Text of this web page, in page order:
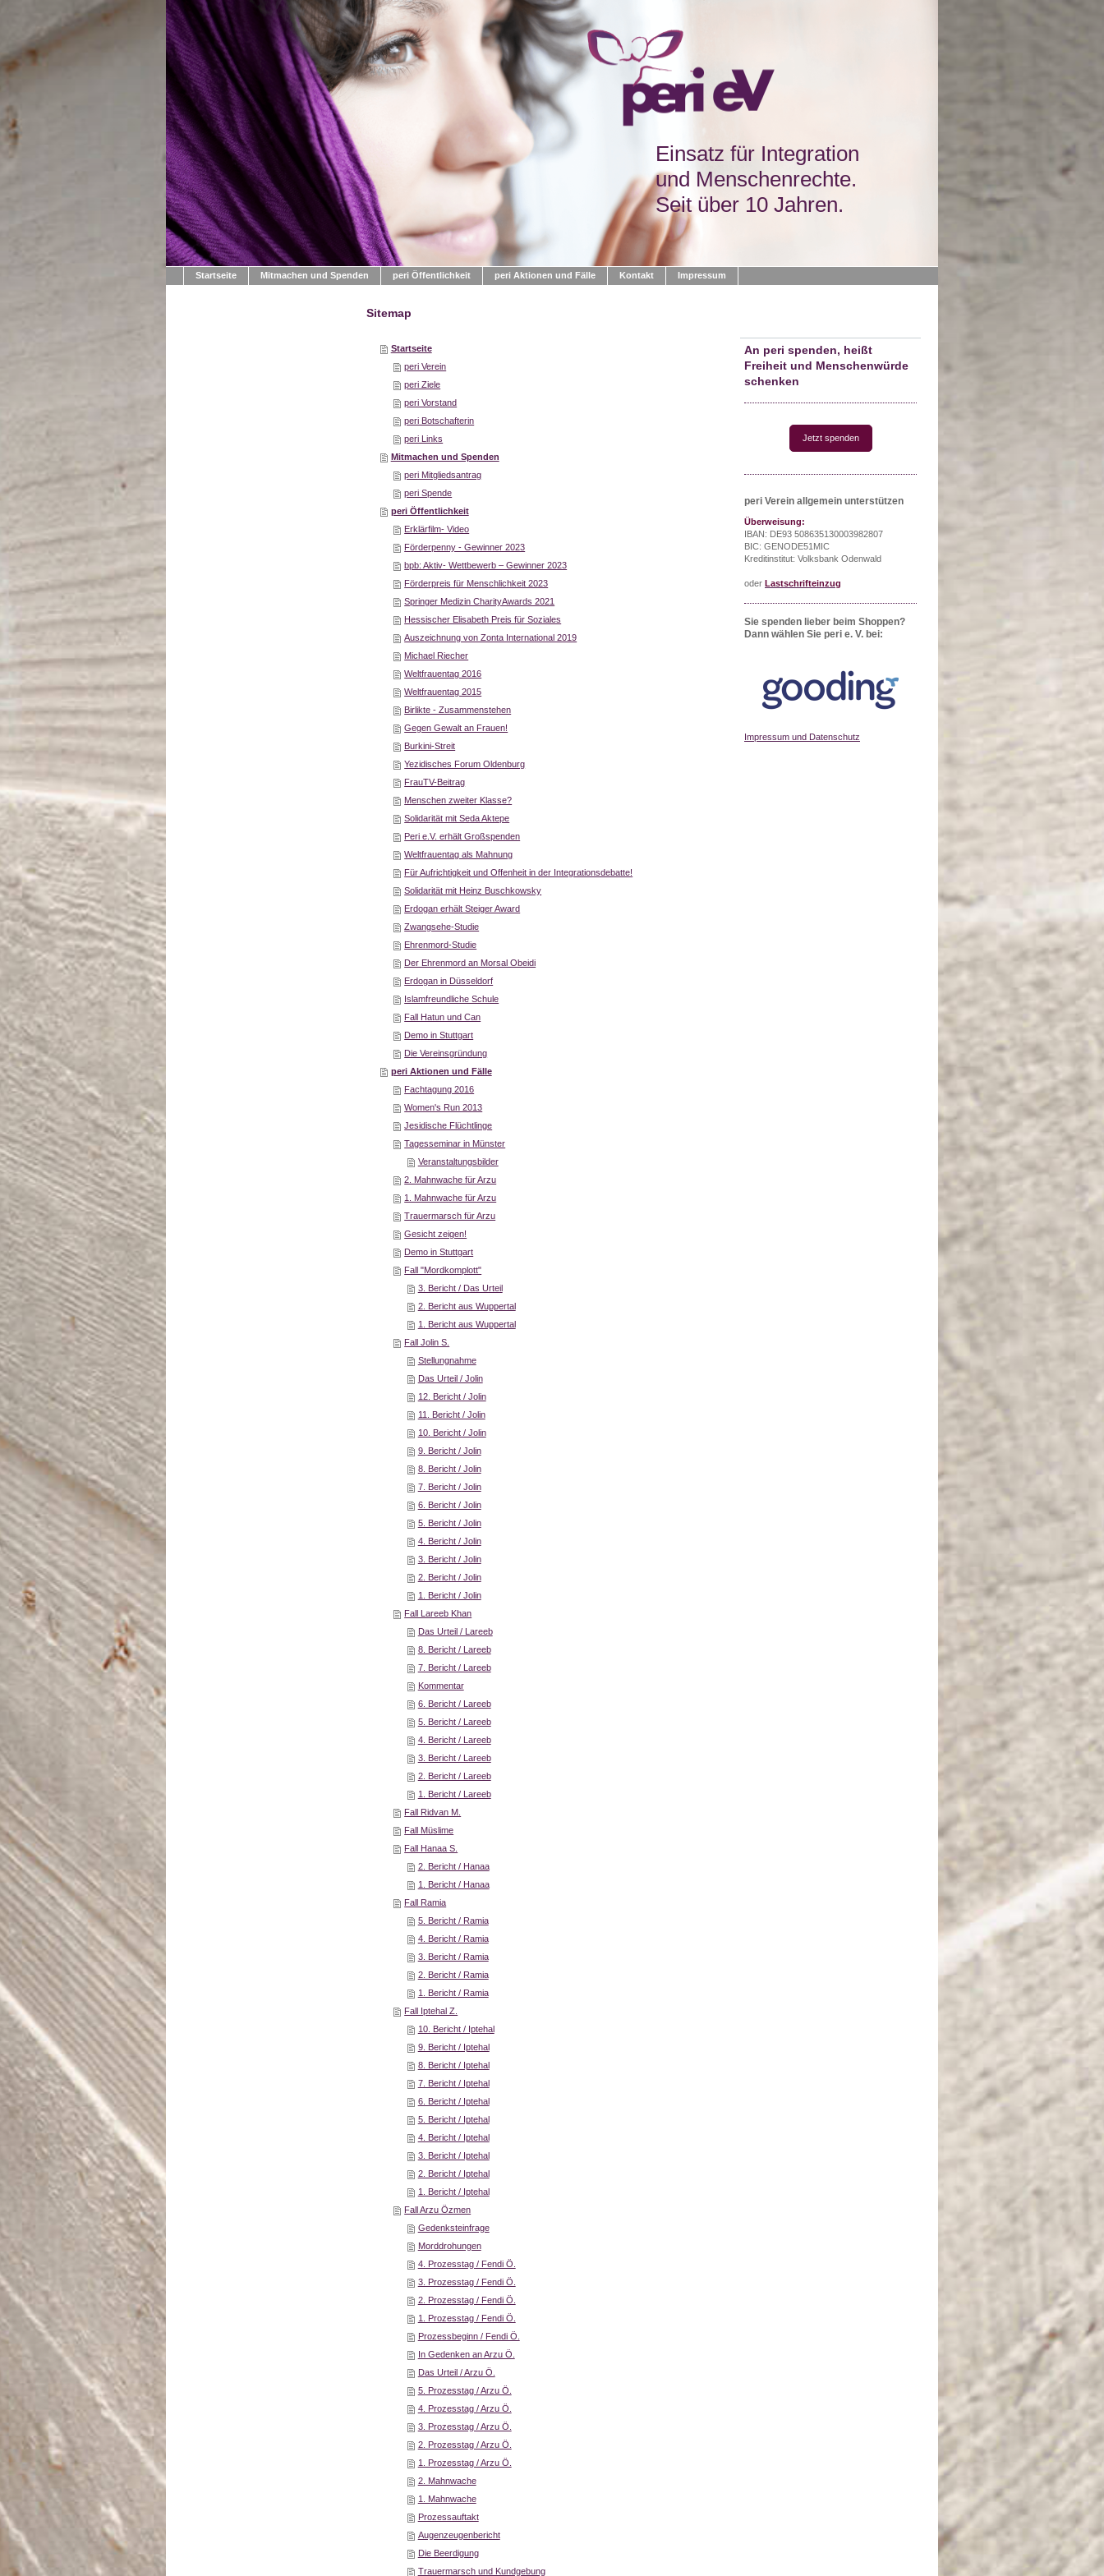
Einsatz für Integration
und Menschenrechte.
Seit über 10 Jahren.
Startseite Mitmachen und Spenden peri Öffentlichkeit peri Aktionen und Fälle Kontakt Impressum
Sitemap
Startseite
peri Verein
peri Ziele
peri Vorstand
peri Botschafterin
peri Links
Mitmachen und Spenden
peri Mitgliedsantrag
peri Spende
peri Öffentlichkeit
Erklärfilm- Video
Förderpenny - Gewinner 2023
bpb: Aktiv- Wettbewerb – Gewinner 2023
Förderpreis für Menschlichkeit 2023
Springer Medizin CharityAwards 2021
Hessischer Elisabeth Preis für Soziales
Auszeichnung von Zonta International 2019
Michael Riecher
Weltfrauentag 2016
Weltfrauentag 2015
Birlikte - Zusammenstehen
Gegen Gewalt an Frauen!
Burkini-Streit
Yezidisches Forum Oldenburg
FrauTV-Beitrag
Menschen zweiter Klasse?
Solidarität mit Seda Aktepe
Peri e.V. erhält Großspenden
Weltfrauentag als Mahnung
Für Aufrichtigkeit und Offenheit in der Integrationsdebatte!
Solidarität mit Heinz Buschkowsky
Erdogan erhält Steiger Award
Zwangsehe-Studie
Ehrenmord-Studie
Der Ehrenmord an Morsal Obeidi
Erdogan in Düsseldorf
Islamfreundliche Schule
Fall Hatun und Can
Demo in Stuttgart
Die Vereinsgründung
peri Aktionen und Fälle
Fachtagung 2016
Women's Run 2013
Jesidische Flüchtlinge
Tagesseminar in Münster
Veranstaltungsbilder
2. Mahnwache für Arzu
1. Mahnwache für Arzu
Trauermarsch für Arzu
Gesicht zeigen!
Demo in Stuttgart
Fall "Mordkomplott"
3. Bericht / Das Urteil
2. Bericht aus Wuppertal
1. Bericht aus Wuppertal
Fall Jolin S.
Stellungnahme
Das Urteil / Jolin
12. Bericht / Jolin
11. Bericht / Jolin
10. Bericht / Jolin
9. Bericht / Jolin
8. Bericht / Jolin
7. Bericht / Jolin
6. Bericht / Jolin
5. Bericht / Jolin
4. Bericht / Jolin
3. Bericht / Jolin
2. Bericht / Jolin
1. Bericht / Jolin
Fall Lareeb Khan
Das Urteil / Lareeb
8. Bericht / Lareeb
7. Bericht / Lareeb
Kommentar
6. Bericht / Lareeb
5. Bericht / Lareeb
4. Bericht / Lareeb
3. Bericht / Lareeb
2. Bericht / Lareeb
1. Bericht / Lareeb
Fall Ridvan M.
Fall Müslime
Fall Hanaa S.
2. Bericht / Hanaa
1. Bericht / Hanaa
Fall Ramia
5. Bericht / Ramia
4. Bericht / Ramia
3. Bericht / Ramia
2. Bericht / Ramia
1. Bericht / Ramia
Fall Iptehal Z.
10. Bericht / Iptehal
9. Bericht / Iptehal
8. Bericht / Iptehal
7. Bericht / Iptehal
6. Bericht / Iptehal
5. Bericht / Iptehal
4. Bericht / Iptehal
3. Bericht / Iptehal
2. Bericht / Iptehal
1. Bericht / Iptehal
Fall Arzu Özmen
Gedenksteinfrage
Morddrohungen
4. Prozesstag / Fendi Ö.
3. Prozesstag / Fendi Ö.
2. Prozesstag / Fendi Ö.
1. Prozesstag / Fendi Ö.
Prozessbeginn / Fendi Ö.
In Gedenken an Arzu Ö.
Das Urteil / Arzu Ö.
5. Prozesstag / Arzu Ö.
4. Prozesstag / Arzu Ö.
3. Prozesstag / Arzu Ö.
2. Prozesstag / Arzu Ö.
1. Prozesstag / Arzu Ö.
2. Mahnwache
1. Mahnwache
Prozessauftakt
Augenzeugenbericht
Die Beerdigung
Trauermarsch und Kundgebung
An peri spenden, heißt
Freiheit und Menschenwürde
schenken
Jetzt spenden
peri Verein allgemein unterstützen
Überweisung:
IBAN: DE93 508635130003982807
BIC: GENODE51MIC
Kreditinstitut: Volksbank Odenwald
oder Lastschrifteinzug
Sie spenden lieber beim Shoppen?
Dann wählen Sie peri e. V. bei:
Impressum und Datenschutz